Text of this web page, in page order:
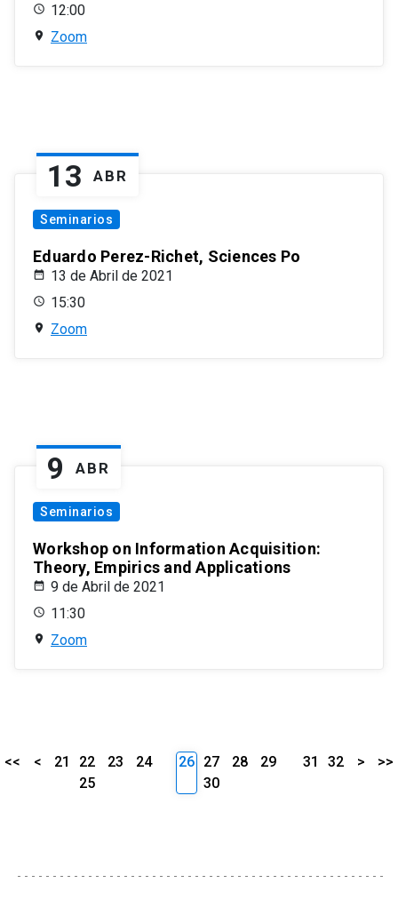
12:00
Zoom
13 ABR
Seminarios
Eduardo Perez-Richet, Sciences Po
13 de Abril de 2021
15:30
Zoom
9 ABR
Seminarios
Workshop on Information Acquisition:
Theory, Empirics and Applications
9 de Abril de 2021
11:30
Zoom
<< < 21 22 23
24
25
26 27 28
29
30
31 32 > >>